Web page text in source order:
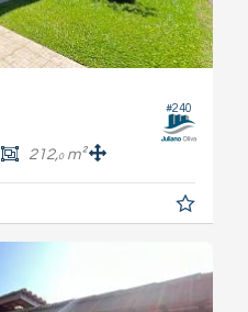
#240
212,0m²